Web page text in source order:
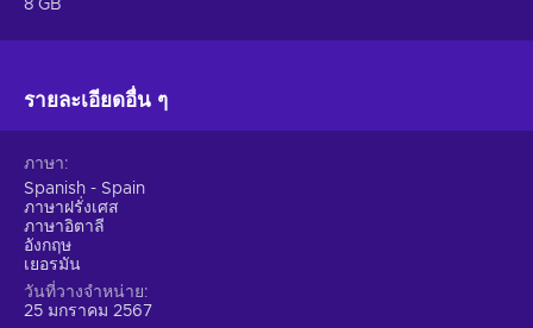
8 GB
รายละเอียดอื่น ๆ
ภาษา
Spanish - Spain
ภาษาฝรั่งเศส
ภาษาอิตาลี
อังกฤษ
เยอรมัน
วันที่วางจำหน่าย
25 มกราคม 2567